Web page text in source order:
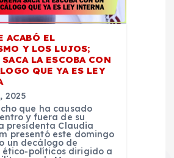
ACABÓ EL
Y LOS LUJOS;
LA ESCOBA CON
QUE YA ES LEY
2025
que ha causado
y fuera de su
presidenta Claudia
presentó este domingo
un decálogo de
ético-políticos dirigido a